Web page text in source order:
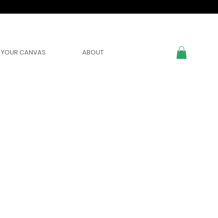
YOUR CANVAS ABOUT